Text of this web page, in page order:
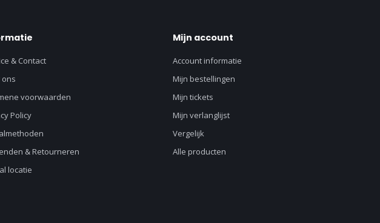
& Contact
ons
voorwaarden
Policy
& Retourneren
locatie
Mijn account
Account informatie
Mijn bestellingen
Mijn tickets
Mijn verlanglijst
Vergelijk
Alle producten